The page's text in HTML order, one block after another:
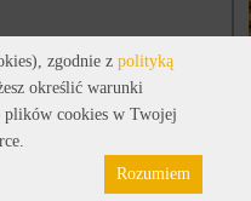
Przejdź do widoku
Pliki cookies
zgodnie z polityką
określić warunki
plików cookies w Twojej
Rozumiem